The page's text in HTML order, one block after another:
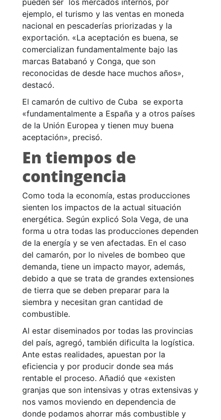
pueden ser los mercados internos, por
ejemplo, el turismo y las ventas en moneda
nacional en pescaderías priorizadas y la
exportación. «La aceptación es buena, se
comercializan fundamentalmente bajo las
marcas Batabanó y Conga, que son
reconocidas de desde hace muchos años»,
destacó.
El camarón de cultivo de Cuba se exporta
«fundamentalmente a España y a otros países
de la Unión Europea y tienen muy buena
aceptación», precisó.
En tiempos de
contingencia
Como toda la economía, estas producciones
sienten los impactos de la actual situación
energética. Según explicó Sola Vega, de una
forma u otra todas las producciones dependen
de la energía y se ven afectadas. En el caso
del camarón, por lo niveles de bombeo que
demanda, tiene un impacto mayor, además,
debido a que se trata de grandes extensiones
de tierra que se deben preparar para la
siembra y necesitan gran cantidad de
combustible.
Al estar diseminados por todas las provincias
del país, agregó, también dificulta la logística.
Ante estas realidades, apuestan por la
eficiencia y por producir donde sea más
rentable el proceso. Añadió que «existen
granjas que son intensivas y otras extensivas y
nos vamos moviendo en dependencia de
donde podamos ahorrar más combustible y